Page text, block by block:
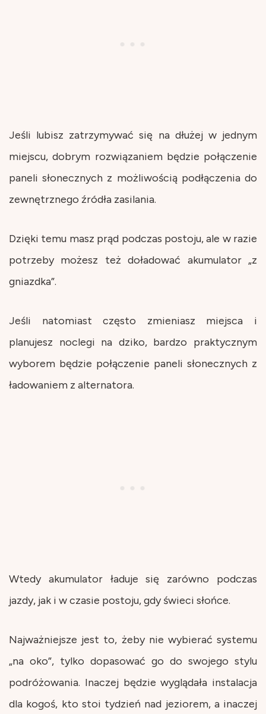
Jeśli lubisz zatrzymywać się na dłużej w jednym
miejscu, dobrym rozwiązaniem będzie połączenie
paneli słonecznych z możliwością podłączenia do
zewnętrznego źródła zasilania.
Dzięki temu masz prąd podczas postoju, ale w razie
potrzeby możesz też doładować akumulator „z
gniazdka”.
Jeśli natomiast często zmieniasz miejsca i
planujesz noclegi na dziko, bardzo praktycznym
wyborem będzie połączenie paneli słonecznych z
ładowaniem z alternatora.
Wtedy akumulator ładuje się zarówno podczas
jazdy, jak i w czasie postoju, gdy świeci słońce.
Najważniejsze jest to, żeby nie wybierać systemu
„na oko”, tylko dopasować go do swojego stylu
podróżowania. Inaczej będzie wyglądała instalacja
dla kogoś, kto stoi tydzień nad jeziorem, a inaczej